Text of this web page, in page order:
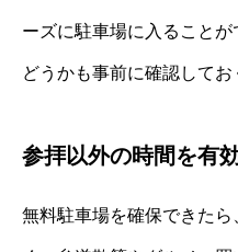
ーズに駐車場に入ること
どうかも事前に確認してお
参拝以外の時間を有
無料駐車場を確保できた